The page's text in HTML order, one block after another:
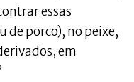
essas
de porco), no peixe,
em